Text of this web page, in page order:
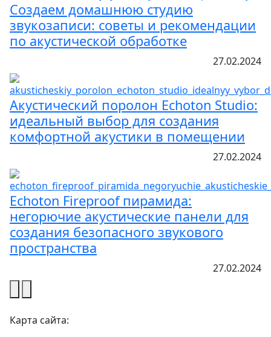
Создаем домашнюю студию
звукозаписи: советы и рекомендации
по акустической обработке
27.02.2024
Акустический поролон Echoton Studio:
идеальный выбор для создания
комфортной акустики в помещении
27.02.2024
Echoton Fireproof пирамида:
негорючие акустические панели для
создания безопасного звукового
пространства
27.02.2024
Карта сайта: